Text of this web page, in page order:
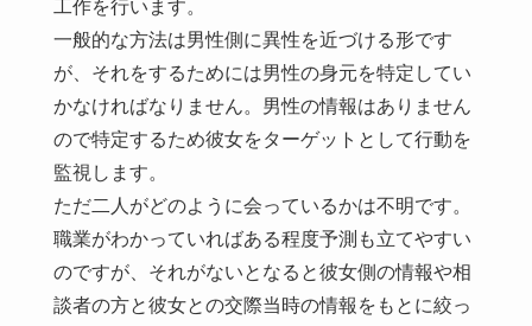
工作を行います。
一般的な方法は男性側に異性を近づける形です
が、それをするためには男性の身元を特定してい
かなければなりません。男性の情報はありません
ので特定するため彼女をターゲットとして行動を
監視します。
ただ二人がどのように会っているかは不明です。
職業がわかっていればある程度予測も立てやすい
のですが、それがないとなると彼女側の情報や相
談者の方と彼女との交際当時の情報をもとに絞っ